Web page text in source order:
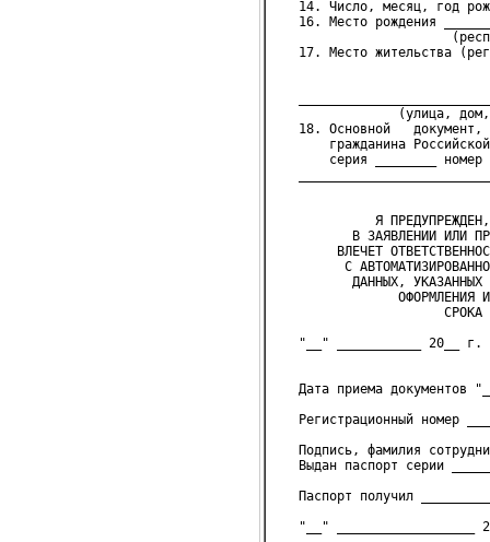
14. Число, месяц, год
16. Место рождения
(республика, край,
17. Место жительства
(улица, дом,
18. Основной   документ,
гражданина Российской
серия ________ номер
Я ПРЕДУПРЕЖДЕН, ЧТО
В ЗАЯВЛЕНИИ ИЛИ
ВЛЕЧЕТ ОТВЕТСТВЕННОСТЬ,
С АВТОМАТИЗИРОВАННОЙ
ДАННЫХ, УКАЗАННЫХ В
ОФОРМЛЕНИЯ И
СРОКА ЕГО
"__" ___________ 20__ г.
Дата приема документов
Регистрационный номер
Подпись, фамилия
Выдан паспорт серии
Паспорт получил